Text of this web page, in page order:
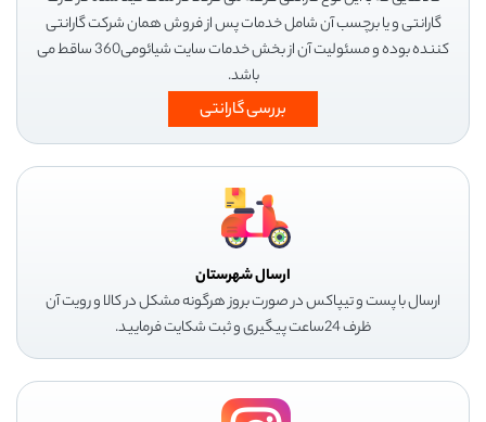
گارانتی و یا برچسب آن شامل خدمات پس از فروش همان شرکت گارانتی
کننده بوده و مسئولیت آن از بخش خدمات سایت شیائومی360 ساقط می
باشد.
بررسی گارانتی
ارسال شهرستان
ارسال با پست و تیپاکس در صورت بروز هرگونه مشکل در کالا و رویت آن
ظرف 24ساعت پیگیری و ثبت شکایت فرمایید.